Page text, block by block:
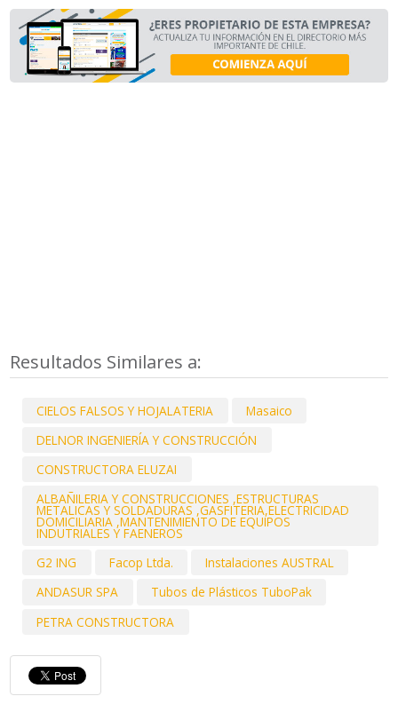
Resultados Similares a:
CIELOS FALSOS Y HOJALATERIA
Masaico
DELNOR INGENIERÍA Y CONSTRUCCIÓN
CONSTRUCTORA ELUZAI
ALBAÑILERIA Y CONSTRUCCIONES ,ESTRUCTURAS
METALICAS Y SOLDADURAS ,GASFITERIA,ELECTRICIDAD
DOMICILIARIA ,MANTENIMIENTO DE EQUIPOS
INDUTRIALES Y FAENEROS
G2 ING
Facop Ltda.
Instalaciones AUSTRAL
ANDASUR SPA
Tubos de Plásticos TuboPak
PETRA CONSTRUCTORA